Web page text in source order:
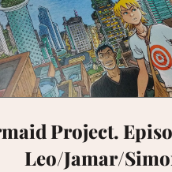
Project.
Leo/Jamar/